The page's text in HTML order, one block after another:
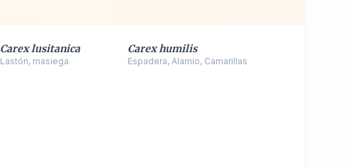
Carex lusitanica
Lastón, masiega
Carex humilis
Espadera, Alamio, Camarillas